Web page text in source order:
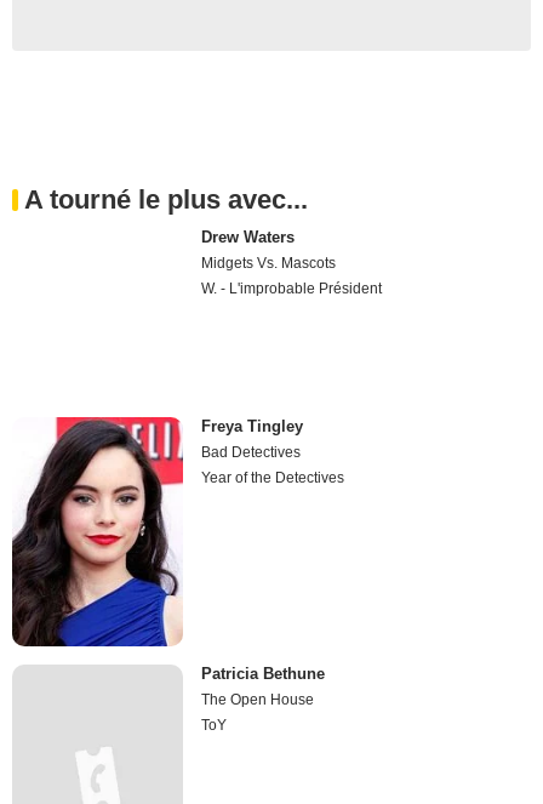
A tourné le plus avec...
Drew Waters
Midgets Vs. Mascots
W. - L'improbable Président
Freya Tingley
Bad Detectives
Year of the Detectives
Patricia Bethune
The Open House
ToY